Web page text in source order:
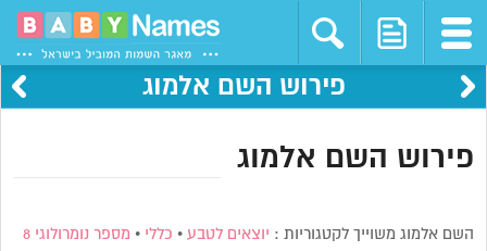
פירוש השם אלמוג
פירוש השם אלמוג
השם אלמוג משוייך לקטגוריות : יוצאים לטבע • כללי • מספר נומרולוגי 8